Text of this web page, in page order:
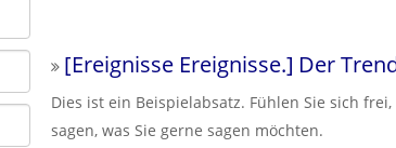
[Ereignisse Ereignisse.] Der
Dies ist ein Beispielabsatz. Fühlen Sie sich
sagen, was Sie gerne sagen möchten.